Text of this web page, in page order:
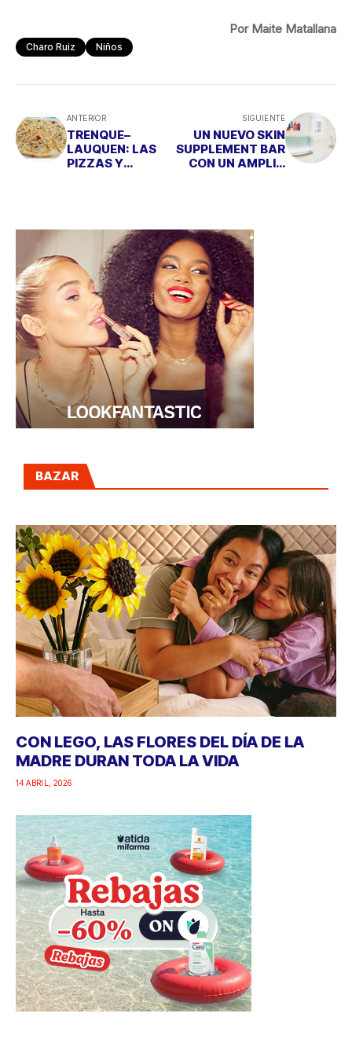
Por Maite Matallana
Charo Ruiz Niños
ANTERIOR
TRENQUE–
LAUQUEN: LAS
PIZZAS Y
SIGUIENTE
UN NUEVO SKIN
SUPPLEMENT BAR
CON UN AMPLIO
BAZAR
CON LEGO, LAS FLORES DEL DÍA DE LA
MADRE DURAN TODA LA VIDA
14 ABRIL, 2026